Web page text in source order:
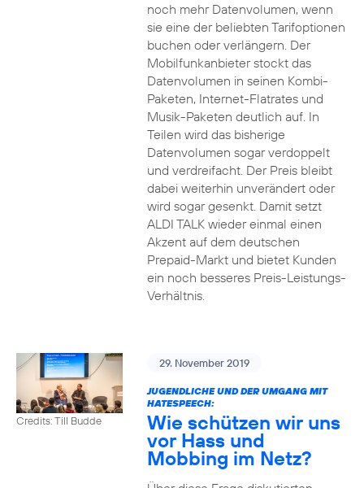
noch mehr Datenvolumen, wenn
sie eine der beliebten Tarifoptionen
buchen oder verlängern. Der
Mobilfunkanbieter stockt das
Datenvolumen in seinen Kombi-
Paketen, Internet-Flatrates und
Musik-Paketen deutlich auf. In
Teilen wird das bisherige
Datenvolumen sogar verdoppelt
und verdreifacht. Der Preis bleibt
dabei weiterhin unverändert oder
wird sogar gesenkt. Damit setzt
ALDI TALK wieder einmal einen
Akzent auf dem deutschen
Prepaid-Markt und bietet Kunden
ein noch besseres Preis-Leistungs-
Verhältnis.
Credits: Till Budde
29. November 2019
JUGENDLICHE UND DER UMGANG MIT
HATESPEECH:
Wie schützen wir uns
vor Hass und
Mobbing im Netz?